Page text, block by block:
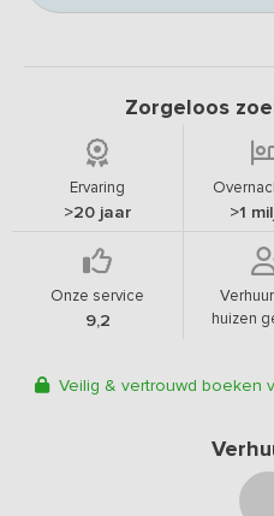
Zorgeloos
Ervaring
>20 jaar >1
Onze service
9,2
huizen
Veilig & vertrouwd boeken